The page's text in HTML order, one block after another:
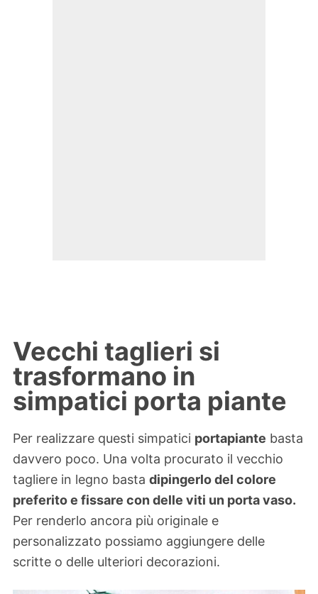
Vecchi taglieri si
trasformano in
simpatici porta piante
Per realizzare questi simpatici portapiante basta
davvero poco. Una volta procurato il vecchio
tagliere in legno basta dipingerlo del colore
preferito e fissare con delle viti un porta vaso.
Per renderlo ancora più originale e
personalizzato possiamo aggiungere delle
scritte o delle ulteriori decorazioni.